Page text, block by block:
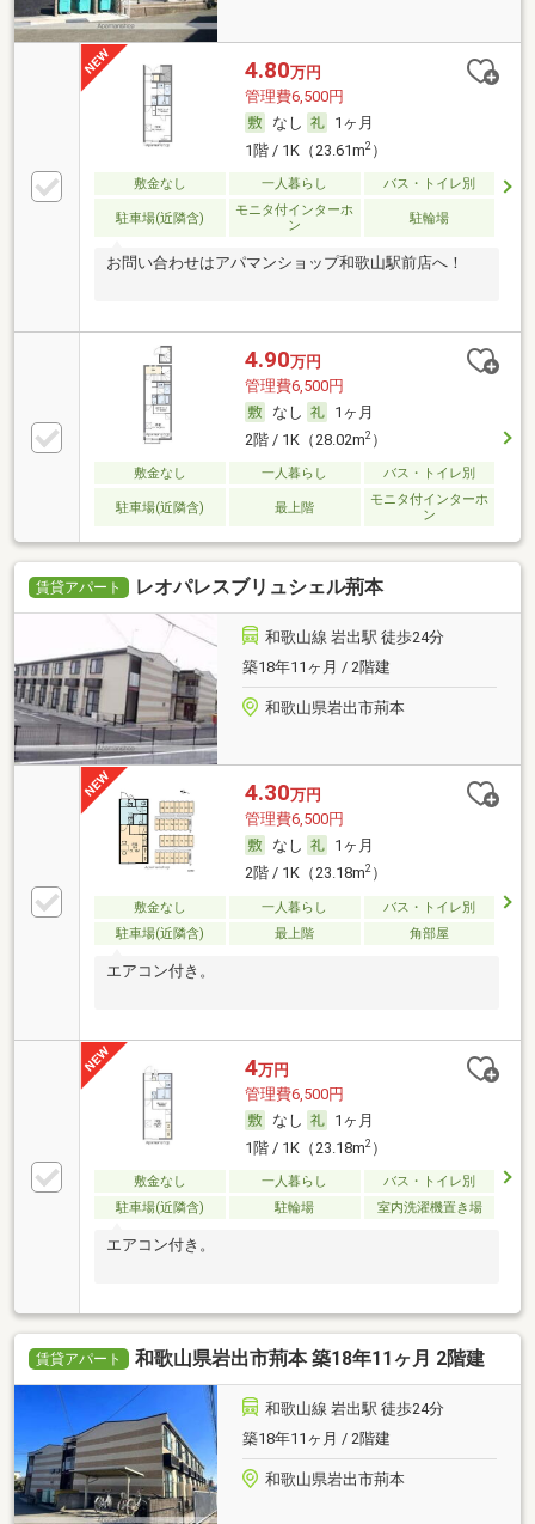
4.80万円
管理費6,500円
なし
1ヶ月
1階 / 1K（23.61m2）
敷金なし 一人暮らし バス・トイレ別
駐車場(近隣含)
モニタ付インターホ
ン
駐輪場
お問い合わせはアパマンショップ和歌山駅前店へ！
4.90万円
管理費6,500円
なし
1ヶ月
2階 / 1K（28.02m2）
敷金なし 一人暮らし バス・トイレ別
駐車場(近隣含) 最上階
モニタ付インターホ
ン
賃貸アパート レオパレスブリュシェル荊本
和歌山線 岩出駅 徒歩24分
築18年11ヶ月 / 2階建
和歌山県岩出市荊本
4.30万円
管理費6,500円
なし
1ヶ月
2階 / 1K（23.18m2）
敷金なし 一人暮らし
バス・トイレ別
駐車場(近隣含)
最上階 角部屋
エアコン付き。
4万円
管理費6,500円
なし
1ヶ月
1階 / 1K（23.18m2）
敷金なし 一人暮らし
バス・トイレ別
駐車場(近隣含)
駐輪場 室内洗濯機置き場
エアコン付き。
賃貸アパート 和歌山県岩出市荊本 築18年11ヶ月 2階建
和歌山線 岩出駅 徒歩24分
築18年11ヶ月 / 2階建
和歌山県岩出市荊本